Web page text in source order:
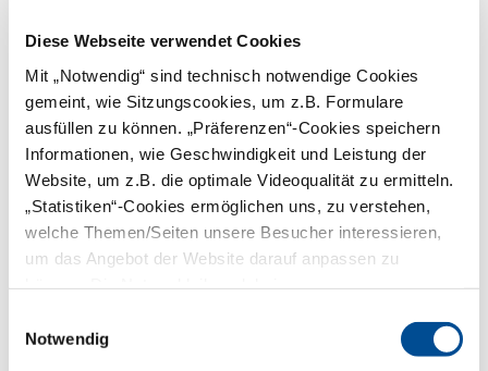
Diese Webseite verwendet Cookies
Mit „Notwendig“ sind technisch notwendige Cookies
gemeint, wie Sitzungscookies, um z.B. Formulare
ausfüllen zu können. „Präferenzen“-Cookies speichern
Informationen, wie Geschwindigkeit und Leistung der
Website, um z.B. die optimale Videoqualität zu ermitteln.
„Statistiken“-Cookies ermöglichen uns, zu verstehen,
welche Themen/Seiten unsere Besucher interessieren,
um das Angebot der Website darauf anpassen zu
Notwendig
Antworten auf Fragen zu Fachkunde im
Strahlenschutz für Zahnärzte, Kenntnisse
im Strahlenschutz für zahnärztliches
Strahlenschutzgesetz und
Strahlenschutzverordnung.